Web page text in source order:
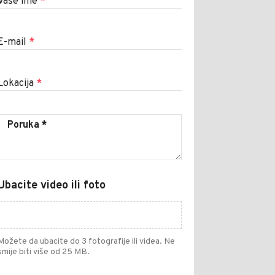
mail *
*
video ili foto
da ubacite do 3 fotografije ili videa. Ne
biti više od 25 MB.